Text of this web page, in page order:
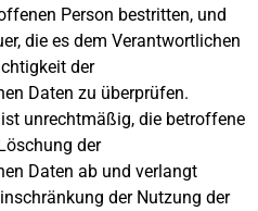
Person bestritten, und
die es dem Verantwortlichen
der
Daten zu überprüfen.
unrechtmäßig, die betroffene
der
Daten ab und verlangt
der Nutzung der